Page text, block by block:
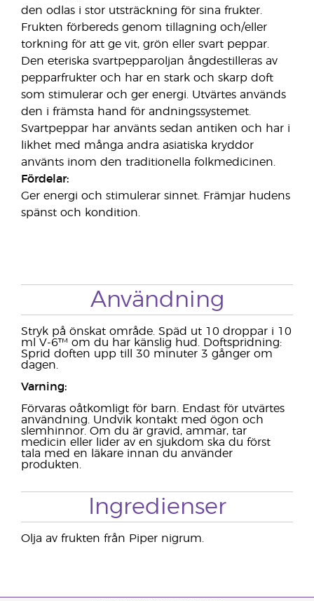
den odlas i stor utsträckning för sina frukter.
Frukten förbereds genom tillagning och/eller
torkning för att ge vit, grön eller svart peppar.
Den eteriska svartpepparoljan ångdestilleras av
pepparfrukter och har en stark och skarp doft
som stimulerar och ger energi. Utvärtes används
den i främsta hand för andningssystemet.
Svartpeppar har använts sedan antiken och har i
likhet med många andra asiatiska kryddor
använts inom den traditionella folkmedicinen.
Fördelar:
Ger energi och stimulerar sinnet. Främjar hudens
spänst och kondition.
Användning
Stryk på önskat område. Späd ut 10 droppar i 10
ml V-6™ om du har känslig hud. Doftspridning:
Sprid doften upp till 30 minuter 3 gånger om
dagen.
Varning:
Förvaras oåtkomligt för barn. Endast för utvärtes
användning. Undvik kontakt med ögon och
slemhinnor. Om du är gravid, ammar, tar
medicin eller lider av en sjukdom ska du först
tala med en läkare innan du använder
produkten.
Ingredienser
Olja av frukten från Piper nigrum.